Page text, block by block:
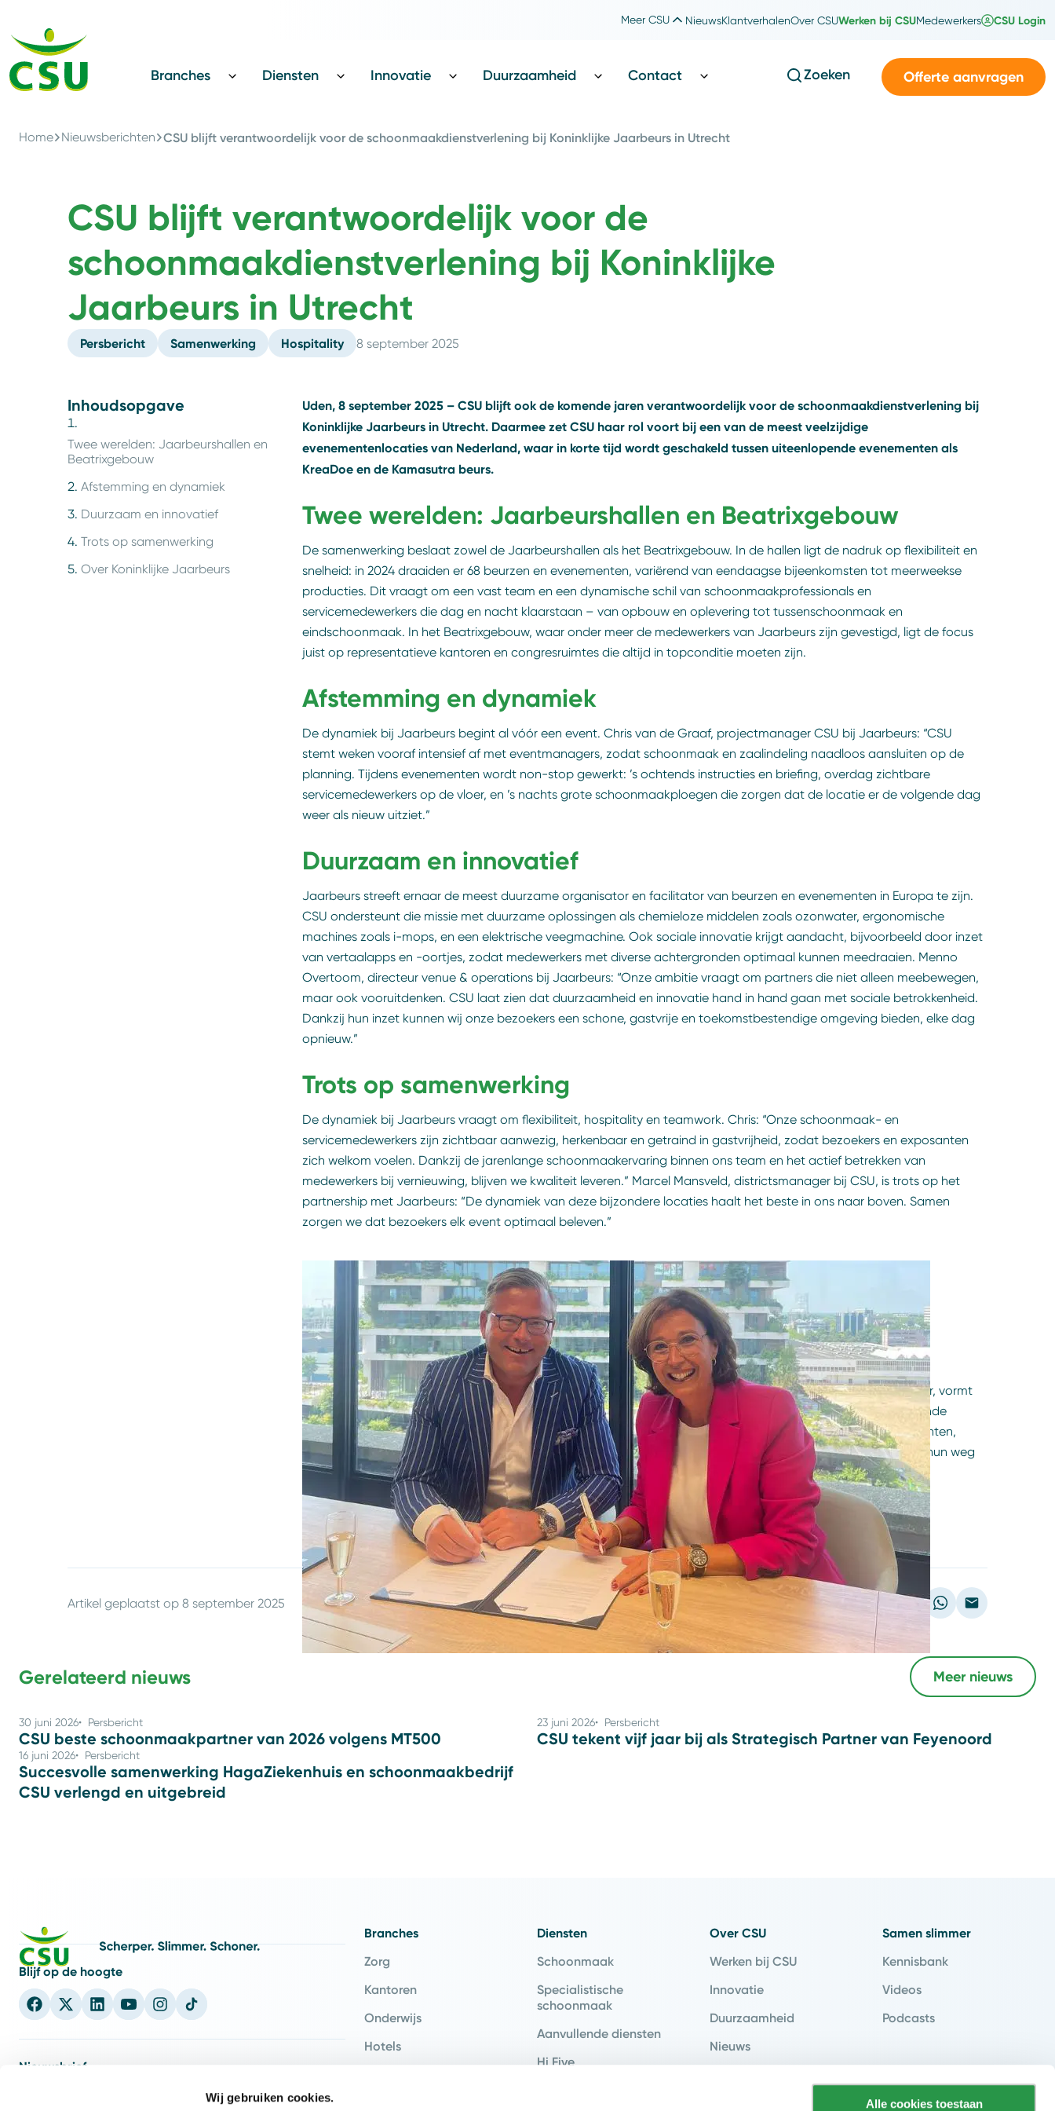
Wij gebruiken cookies. Alle cookies toestaan
Meer CSU NieuwsKlantverhalenOver CSUWerken bij CSUMedewerkers CSU Login
Branches Diensten Innovatie Duurzaamheid Contact Zoeken Offerte aanvragen
Home Nieuwsberichten CSU blijft verantwoordelijk voor de schoonmaakdienstverlening bij Koninklijke Jaarbeurs in Utrecht
CSU blijft verantwoordelijk voor de
schoonmaakdienstverlening bij Koninklijke
Jaarbeurs in Utrecht
Persbericht Samenwerking Hospitality 8 september 2025
Inhoudsopgave
Twee werelden: Jaarbeurshallen en
Beatrixgebouw
Afstemming en dynamiek
Duurzaam en innovatief
Trots op samenwerking
Over Koninklijke Jaarbeurs
Uden, 8 september 2025 – CSU blijft ook de komende jaren verantwoordelijk voor de schoonmaakdienstverlening bij
Koninklijke Jaarbeurs in Utrecht. Daarmee zet CSU haar rol voort bij een van de meest veelzijdige
evenementenlocaties van Nederland, waar in korte tijd wordt geschakeld tussen uiteenlopende evenementen als
KreaDoe en de Kamasutra beurs.
Twee werelden: Jaarbeurshallen en Beatrixgebouw
De samenwerking beslaat zowel de Jaarbeurshallen als het Beatrixgebouw. In de hallen ligt de nadruk op flexibiliteit en
snelheid: in 2024 draaiden er 68 beurzen en evenementen, variërend van eendaagse bijeenkomsten tot meerweekse
producties. Dit vraagt om een vast team en een dynamische schil van schoonmaakprofessionals en
servicemedewerkers die dag en nacht klaarstaan – van opbouw en oplevering tot tussenschoonmaak en
eindschoonmaak. In het Beatrixgebouw, waar onder meer de medewerkers van Jaarbeurs zijn gevestigd, ligt de focus
juist op representatieve kantoren en congresruimtes die altijd in topconditie moeten zijn.
Afstemming en dynamiek
De dynamiek bij Jaarbeurs begint al vóór een event. Chris van de Graaf, projectmanager CSU bij Jaarbeurs: “CSU
stemt weken vooraf intensief af met eventmanagers, zodat schoonmaak en zaalindeling naadloos aansluiten op de
planning. Tijdens evenementen wordt non-stop gewerkt: ’s ochtends instructies en briefing, overdag zichtbare
servicemedewerkers op de vloer, en ’s nachts grote schoonmaakploegen die zorgen dat de locatie er de volgende dag
weer als nieuw uitziet.”
Duurzaam en innovatief
Jaarbeurs streeft ernaar de meest duurzame organisator en facilitator van beurzen en evenementen in Europa​ te zijn.
CSU ondersteunt die missie met duurzame oplossingen als chemieloze middelen zoals ozonwater, ergonomische
machines zoals i-mops, en een elektrische veegmachine. Ook sociale innovatie krijgt aandacht, bijvoorbeeld door inzet
van vertaalapps en -oortjes, zodat medewerkers met diverse achtergronden optimaal kunnen meedraaien. Menno
Overtoom, directeur venue & operations bij Jaarbeurs: “Onze ambitie vraagt om partners die niet alleen meebewegen,
maar ook vooruitdenken. CSU laat zien dat duurzaamheid en innovatie hand in hand gaan met sociale betrokkenheid.
Dankzij hun inzet kunnen wij onze bezoekers een schone, gastvrije en toekomstbestendige omgeving bieden, elke dag
opnieuw.”
Trots op samenwerking
De dynamiek bij Jaarbeurs vraagt om flexibiliteit, hospitality en teamwork. Chris: “Onze schoonmaak- en
servicemedewerkers zijn zichtbaar aanwezig, herkenbaar en getraind in gastvrijheid, zodat bezoekers en exposanten
zich welkom voelen. Dankzij de jarenlange schoonmaakervaring binnen ons team en het actief betrekken van
medewerkers bij vernieuwing, blijven we kwaliteit leveren.” Marcel Mansveld, districtsmanager bij CSU, is trots op het
partnership met Jaarbeurs: “De dynamiek van deze bijzondere locaties haalt het beste in ons naar boven. Samen
zorgen we dat bezoekers elk event optimaal beleven.”
Jeroen van Hooff, CEO Koninklijke Jaarbeurs en Esmée Ficheroux, Lid Raad van Bestuur Total Care
Over Koninklijke Jaarbeurs
Koninklijke Jaarbeurs is in 1916 opgericht voor het bevorderen van de handel en nijverheid. Nu bijna 110 jaar later, vormt
dit ideaal nog steeds het fundament van Jaarbeurs. Het bedrijf organiseert en faciliteert de meest uiteenlopende
(internationale) evenementen. Van vergaderingen, workshops en trainingen tot congressen, zakelijke evenementen,
award-uitreikingen, shows en grootschalige events en beurzen. Jaarlijks weten pakweg 2,3 miljoen bezoekers hun weg
naar Jaarbeurs te vinden. Elkaar écht ontmoeten staat centraal in alles wat Jaarbeurs doet.
Artikel geplaatst op 8 september 2025 Deel dit artikel
Gerelateerd nieuws Meer nieuws
30 juni 2026 Persbericht
CSU beste schoonmaakpartner van 2026 volgens MT500
23 juni 2026 Persbericht
CSU tekent vijf jaar bij als Strategisch Partner van Feyenoord
16 juni 2026 Persbericht
Succesvolle samenwerking HagaZiekenhuis en schoonmaakbedrijf
CSU verlengd en uitgebreid
Blijf op de hoogte
Nieuwsbrief
nieuwsbriefen ontvang 5x per jaar
Branches
Zorg
Kantoren
Onderwijs
Hotels
Diensten
Schoonmaak
Specialistische
schoonmaak
Aanvullende diensten
Hi Five
Over CSU
Werken bij CSU
Innovatie
Duurzaamheid
Nieuws
Samen slimmer
Kennisbank
Videos
Podcasts